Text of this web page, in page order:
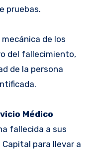
pruebas.
de los
del fallecimiento,
de la persona
Médico
fallecida a sus
para llevar a